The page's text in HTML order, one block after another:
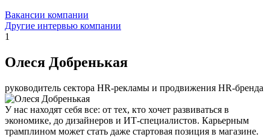
Вакансии компании
Другие интервью компании
1
Олеся Добренькая
руководитель сектора HR-рекламы и продвижения HR-бренда
У нас находят себя все: от тех, кто хочет развиваться в
экономике, до дизайнеров и ИТ-специалистов. Карьерным
трамплином может стать даже стартовая позиция в магазине.